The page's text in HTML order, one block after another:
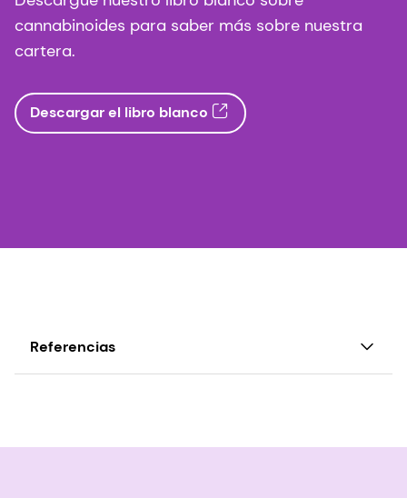
cannabinoides para saber más sobre nuestra
cartera.
Descargar el libro blanco
Referencias